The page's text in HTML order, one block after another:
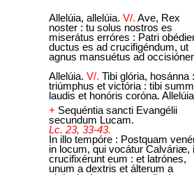
Allelúia, allelúia. V/. Ave, Rex
noster : tu solus nostros es
miserátus erróres : Patri
ductus es ad crucifigéndum, ut
agnus mansuétus ad
Allelúia. V/. Tibi glória, hosánna
triúmphus et victória : tibi
laudis et honóris coróna.
+ Sequéntia sancti Evangélii
secundum Lucam.
Lc. 23, 33-43.
In illo tempóre : Postquam
in locum, qui vocátur Calváriæ,
crucifixérunt eum : et latrónes,
unum a dextris et álterum a